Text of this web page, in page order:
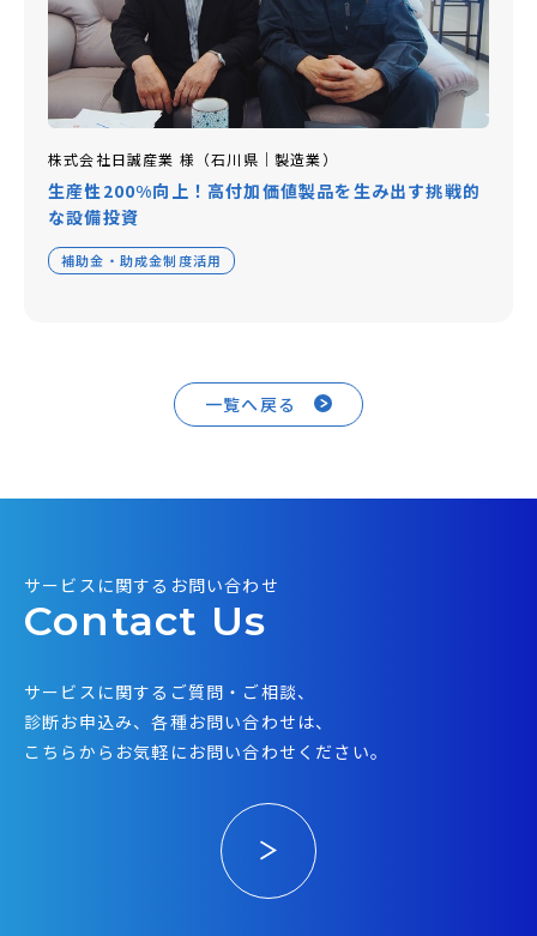
株式会社日誠産業 様（石川県｜製造業）
生産性200%向上！高付加価値製品を生み出す挑戦的
な設備投資
補助⾦・助成⾦制度活⽤
一覧へ戻る
サービスに関するお問い合わせ
Contact Us
サービスに関するご質問・ご相談、
診断お申込み、各種お問い合わせは、
こちらからお気軽にお問い合わせください。